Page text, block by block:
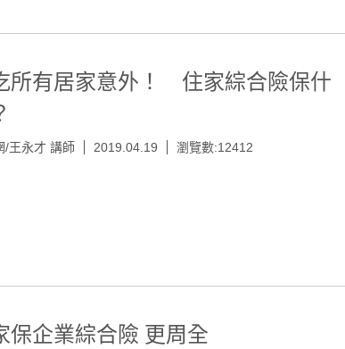
所有居家意外！ 住家綜合險保什
/王永才 講師 2019.04.19 瀏覽數:12412
保企業綜合險 更周全